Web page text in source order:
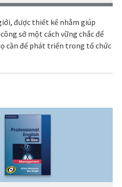
được thiết kế nhằm giúp
sở một cách vững chắc để
cần để phát triển trong tổ chức